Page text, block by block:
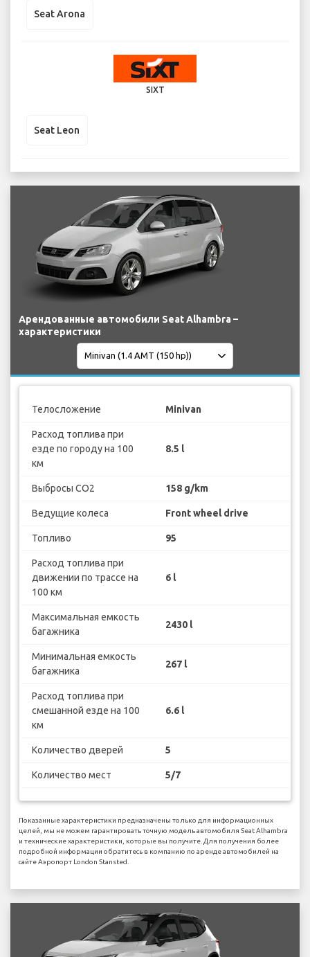
Seat Arona
SIXT
Seat Leon
Арендованные автомобили Seat Alhambra –
характеристики
Телосложение Minivan
Расход топлива при
езде по городу на 100
км
8.5 l
Выбросы CO2 158 g/km
Ведущие колеса Front wheel drive
Топливо 95
Расход топлива при
движении по трассе на
100 км
6 l
Максимальная емкость
багажника
2430 l
Минимальная емкость
багажника
267 l
Расход топлива при
смешанной езде на 100
км
6.6 l
Количество дверей 5
Количество мест 5/7
Показанные характеристики предназначены только для информационных
целей, мы не можем гарантировать точную модель автомобиля Seat Alhambra
и технические характеристики, которые вы получите. Для получения более
подробной информации обратитесь в компанию по аренде автомобилей на
сайте Аэропорт London Stansted.